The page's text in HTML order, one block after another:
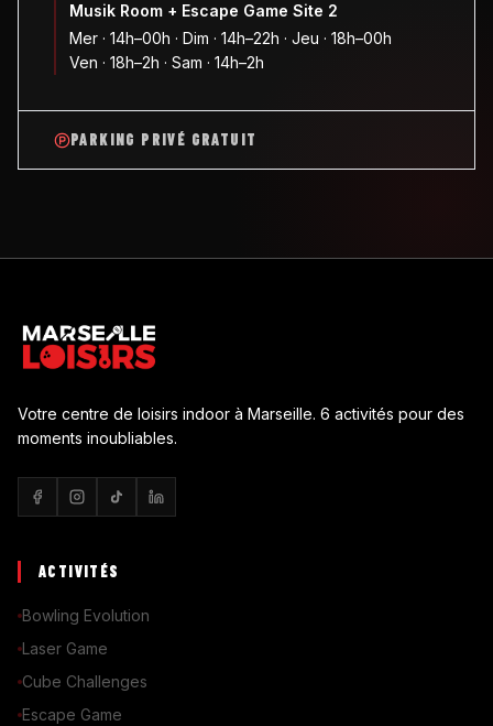
Musik Room + Escape Game Site 2
Mer · 14h–00h · Dim · 14h–22h · Jeu · 18h–00h
Ven · 18h–2h · Sam · 14h–2h
PARKING PRIVÉ GRATUIT
Votre centre de loisirs indoor à Marseille. 6 activités pour des
moments inoubliables.
ACTIVITÉS
Bowling Evolution
Laser Game
Cube Challenges
Escape Game